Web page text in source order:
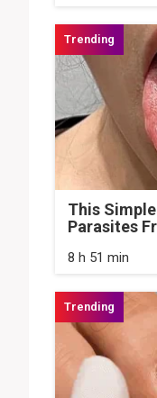
This
Parasites
8 h 51 min